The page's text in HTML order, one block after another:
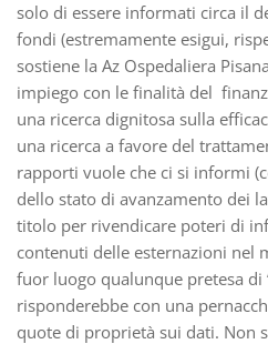
solo di essere informati circa il
fondi (estremamente esigui,
sostiene la Az Ospedaliera
impiego con le finalità del
una ricerca dignitosa sulla
una ricerca a favore del
rapporti vuole che ci si informi
dello stato di avanzamento dei
titolo per rivendicare poteri di
contenuti delle esternazioni nel
fuor luogo qualunque pretesa di
risponderebbe con una
quote di proprietà sui dati. Non